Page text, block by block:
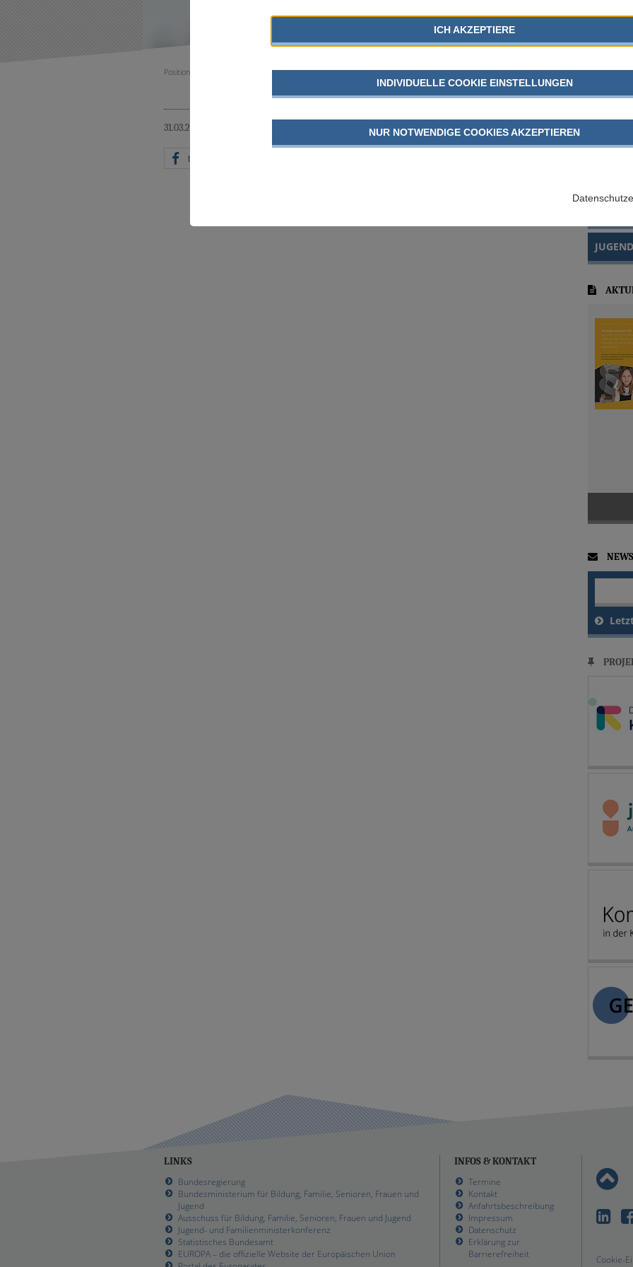
ICH AKZEPTIERE
INDIVIDUELLE COOKIE EINSTELLUNGEN
NUR NOTWENDIGE COOKIES AKZEPTIEREN
Positionen
31.03.2004
teilen
LINKS
Bundesregierung
Bundesministerium für Bildung, Familie, Senioren, Frauen und
Jugend
Ausschuss für Bildung, Familie, Senioren, Frauen und Jugend
Jugend- und Familienministerkonferenz
Statistisches Bundesamt
EUROPA – die offizielle Website der Europäischen Union
INFOS & KONTAKT
Termine
Kontakt
Anfahrtsbeschreibung
Impressum
Datenschutz
Erklärung zur
Barrierefreiheit
Cookie-